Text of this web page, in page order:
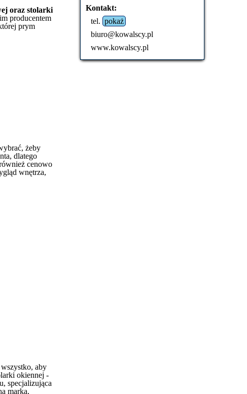
oraz stolarki
producentem
prym
żeby
dlatego
cenowo
wnętrza,
aby
okiennej -
specjalizująca
marka,
Kontakt:
tel. pokaż
biuro@kowalscy.pl
www.kowalscy.pl